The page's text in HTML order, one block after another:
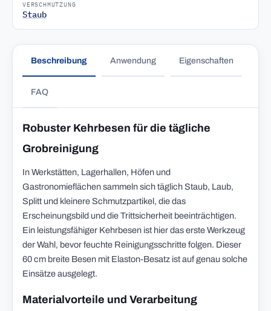
VERSCHMUTZUNG
Staub
Beschreibung Anwendung Eigenschaften
FAQ
Robuster Kehrbesen für die tägliche
Grobreinigung
In Werkstätten, Lagerhallen, Höfen und
Gastronomieflächen sammeln sich täglich Staub, Laub,
Splitt und kleinere Schmutzpartikel, die das
Erscheinungsbild und die Trittsicherheit beeinträchtigen.
Ein leistungsfähiger Kehrbesen ist hier das erste Werkzeug
der Wahl, bevor feuchte Reinigungsschritte folgen. Dieser
60 cm breite Besen mit Elaston-Besatz ist auf genau solche
Einsätze ausgelegt.
Materialvorteile und Verarbeitung